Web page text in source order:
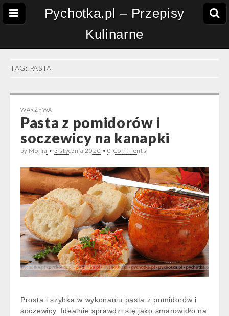
Pychotka.pl – Przepisy
Kulinarne
TAG: PASTA
WARZYWA
Pasta z pomidorów i
soczewicy na kanapki
by Monia • 3 stycznia 2020 •0 Comments
Prosta i szybka w wykonaniu pasta z pomidorów i
soczewicy. Idealnie sprawdzi się jako smarowidło na